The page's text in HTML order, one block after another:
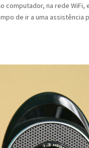
na rede
de ir a uma assistência